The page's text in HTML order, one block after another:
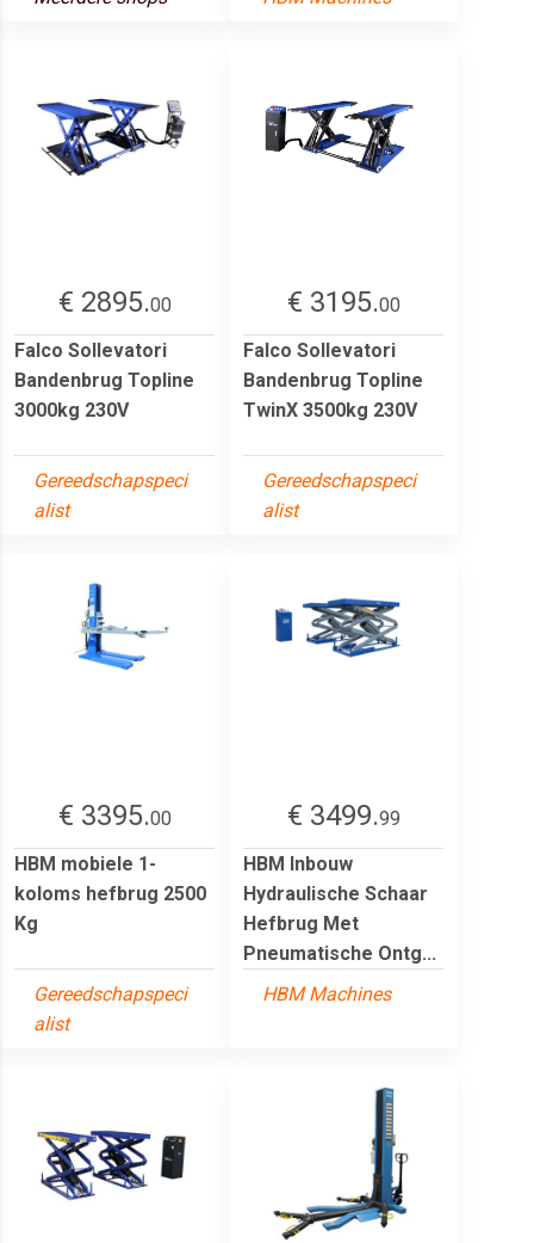
€ 2895.00
Falco Sollevatori
Bandenbrug Topline
3000kg 230V
Gereedschapspeci
alist
€ 3195.00
Falco Sollevatori
Bandenbrug Topline
TwinX 3500kg 230V
Gereedschapspeci
alist
€ 3395.00
HBM mobiele 1-
koloms hefbrug 2500
Kg
Gereedschapspeci
alist
€ 3499.99
HBM Inbouw
Hydraulische Schaar
Hefbrug Met
Pneumatische Ontg...
HBM Machines